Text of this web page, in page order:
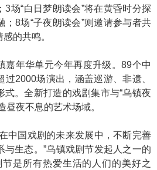
场“白日梦朗读会”将在黄昏时分探
8场“子夜朗读会”则邀请参与者共
的共鸣。
年华单元今年再度升级。89个中
2000场演出，涵盖巡游、非遗、
式。全新打造的戏剧集市与“乌镇夜
昼夜不息的艺术场域。
国戏剧的未来发展中，不断完善
与生态。”乌镇戏剧节发起人之一的
节是所有热爱生活的人们的美好之